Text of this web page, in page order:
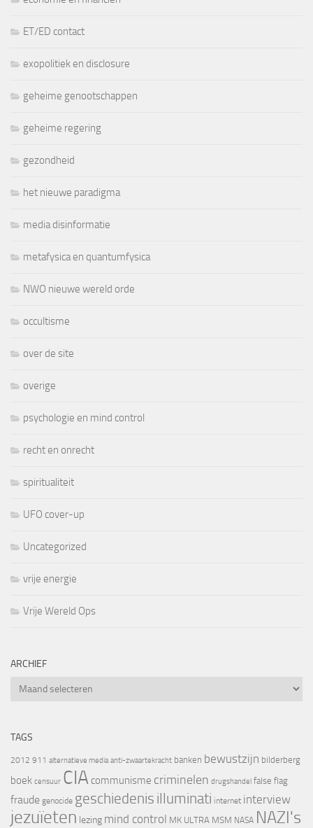
ET/ED contact
exopolitiek en disclosure
geheime genootschappen
geheime regering
gezondheid
het nieuwe paradigma
media disinformatie
metafysica en quantumfysica
NWO nieuwe wereld orde
occultisme
over de site
overige
psychologie en mind control
recht en onrecht
spiritualiteit
UFO cover-up
Uncategorized
vrije energie
Vrije Wereld Ops
ARCHIEF
Archief
TAGS
2012 911 alternatieve media anti-zwaartekracht banken bewustzijn bilderberg
boek censuur CIA communisme criminelen drugshandel false flag
fraude genocide geschiedenis illuminati internet interview
jezuïeten lezing mind control MK ULTRA MSM NASA NAZI's